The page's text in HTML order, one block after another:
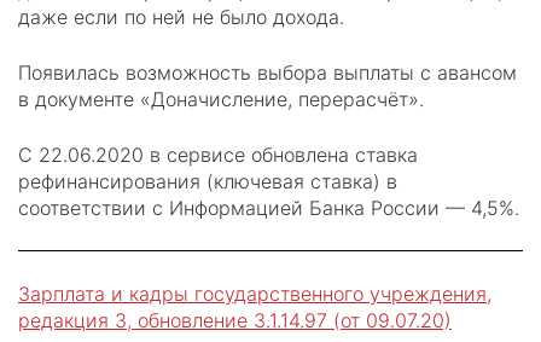
даже если по ней не было дохода.
Появилась возможность выбора выплаты с авансом
в документе «Доначисление, перерасчёт».
С 22.06.2020 в сервисе обновлена ставка
рефинансирования (ключевая ставка) в
соответствии с Информацией Банка России — 4,5%.
Зарплата и кадры государственного учреждения,
редакция 3, обновление 3.1.14.97 (от 09.07.20)